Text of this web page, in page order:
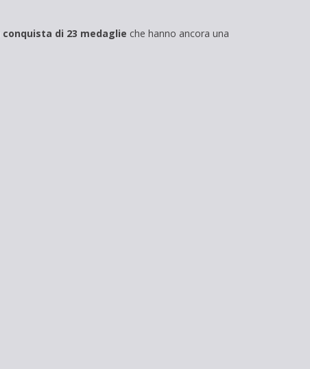
conquista di 23 medaglie che hanno ancora una